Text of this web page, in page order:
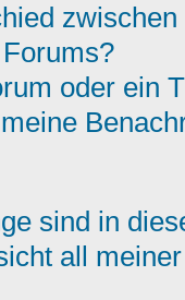
oder ein
sind in
all